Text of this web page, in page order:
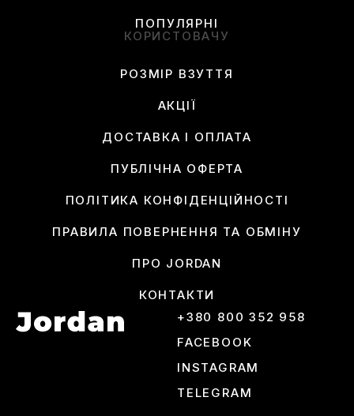
ПОПУЛЯРНІ
КОРИСТОВАЧУ
РОЗМІР ВЗУТТЯ
АКЦІЇ
ДОСТАВКА І ОПЛАТА
ПУБЛІЧНА ОФЕРТА
ПОЛІТИКА КОНФІДЕНЦІЙНОСТІ
ПРАВИЛА ПОВЕРНЕННЯ ТА ОБМІНУ
ПРО JORDAN
КОНТАКТИ
+380 800 352 958
FACEBOOK
INSTAGRAM
TELEGRAM